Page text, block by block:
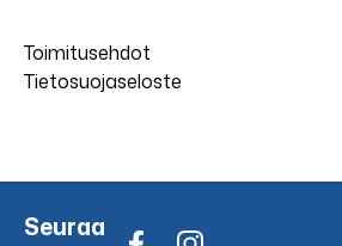
Toimitusehdot
Tietosuojaseloste
Seuraa